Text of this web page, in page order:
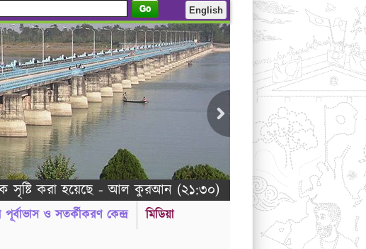
Go English
হয়েছে - আল কুরআন (২১:৩০)
পূর্বাভাস ও সতর্কীকরণ কেন্দ্র
মিডিয়া